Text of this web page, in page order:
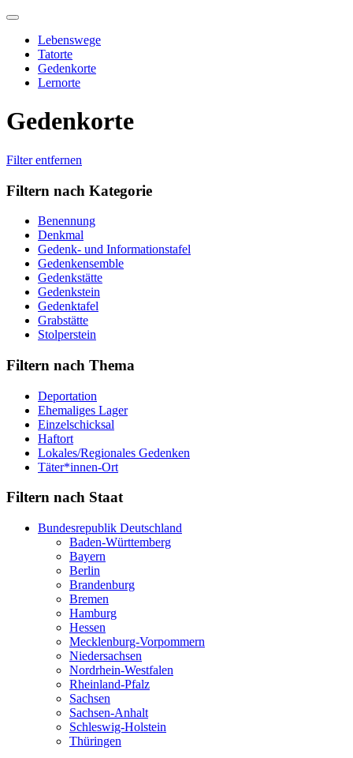
Skip
contentLebenswege
Tatorte
Gedenkorte
Lernorte
Gedenkorte
Filter entfernen
Filtern nach Kategorie
Benennung
Denkmal
Gedenk- und Informationstafel
Gedenkensemble
Gedenkstätte
Gedenkstein
Gedenktafel
Grabstätte
Stolperstein
Filtern nach Thema
Deportation
Ehemaliges Lager
Einzelschicksal
Haftort
Lokales/Regionales Gedenken
Täter*innen-Ort
Filtern nach Staat
Bundesrepublik Deutschland
Baden-Württemberg
Bayern
Berlin
Brandenburg
Bremen
Hamburg
Hessen
Mecklenburg-Vorpommern
Niedersachsen
Nordrhein-Westfalen
Rheinland-Pfalz
Sachsen
Sachsen-Anhalt
Schleswig-Holstein
Thüringen